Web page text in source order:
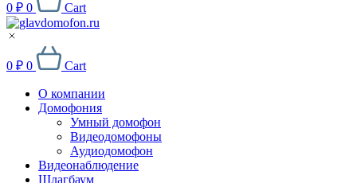
0 ₽ 0 Cart
0 ₽ 0 Cart
О компании
Домофония
Умный домофон
Видеодомофоны
Аудиодомофон
Видеонаблюдение
Шлагбаум